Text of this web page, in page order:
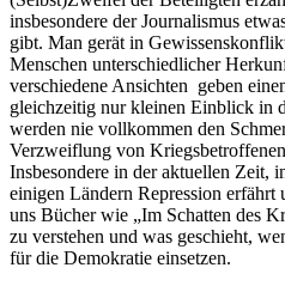
insbesondere der Journalismus
gibt. Man gerät in
Menschen unterschiedlicher
verschiedene Ansichten geben
gleichzeitig nur kleinen Einblick in
werden nie vollkommen den
Verzweiflung von
Insbesondere in der aktuellen Zeit,
einigen Ländern Repression erfährt
uns Bücher wie „Im Schatten des
zu verstehen und was geschieht,
für die Demokratie einsetzen.